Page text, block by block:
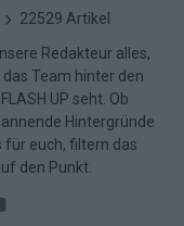
22529 Artikel
Redakteur alles,
Team hinter den
UP seht. Ob
Hintergründe
für euch, filtern das
den Punkt.